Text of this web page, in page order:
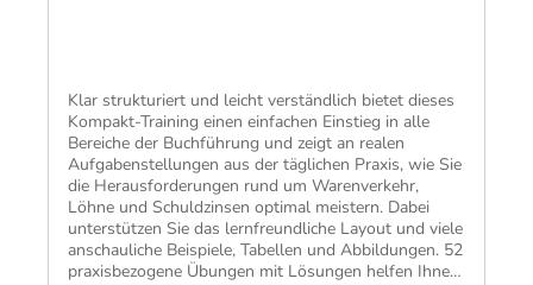
Klar struk­turiert und leicht ver­ständlich bietet dieses
Kompakt-Training einen einfachen Einstieg in alle
Bereiche der Buch­führung und zeigt an realen
Aufgaben­stellungen aus der täglichen Praxis, wie Sie
die Heraus­forderungen rund um Waren­verkehr,
Löhne und Schuld­zinsen optimal meistern. Dabei
unter­stützen Sie das lern­freund­liche Layout und viele
anschau­liche Beispiele, Tabellen und Abbil­dungen. 52
praxis­bezogene Übungen mit Lösungen helfen Ihnen,